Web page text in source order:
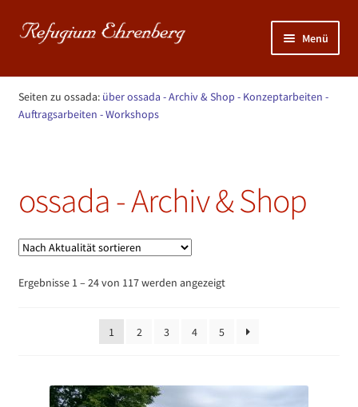
Zur
Navigation
Zum
Inhalt
Menü
NATUR: KunstGarten >>>
öffnen
MENSCH: Sportraum >>>
Seiten zu ossada: über ossada - Archiv & Shop - Konzeptarbeiten -
Auftragsarbeiten - Workshops
ossada - Archiv & Shop
Ergebnisse 1 – 24 von 117 werden angezeigtNach
1
2 3 4 5